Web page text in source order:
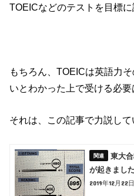
TOEICなどのテストを目標
もちろん、TOEICは英語力
いとわかった上で受ける必要
それは、この記事で力説して
東大
が起きました
2019年12月22日